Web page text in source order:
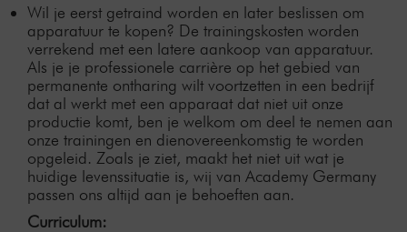
Wil je eerst getraind worden en later beslissen om
apparatuur te kopen? De trainingskosten worden
verrekend met een latere aankoop van apparatuur.
Als je je professionele carrière op het gebied van
permanente ontharing wilt voortzetten in een bedrijf
dat al werkt met een apparaat dat niet uit onze
productie komt, ben je welkom om deel te nemen aan
onze trainingen en dienovereenkomstig te worden
opgeleid. Zoals je ziet, maakt het niet uit wat je
huidige levenssituatie is, wij van Academy Germany
passen ons altijd aan je behoeften aan.
Curriculum: